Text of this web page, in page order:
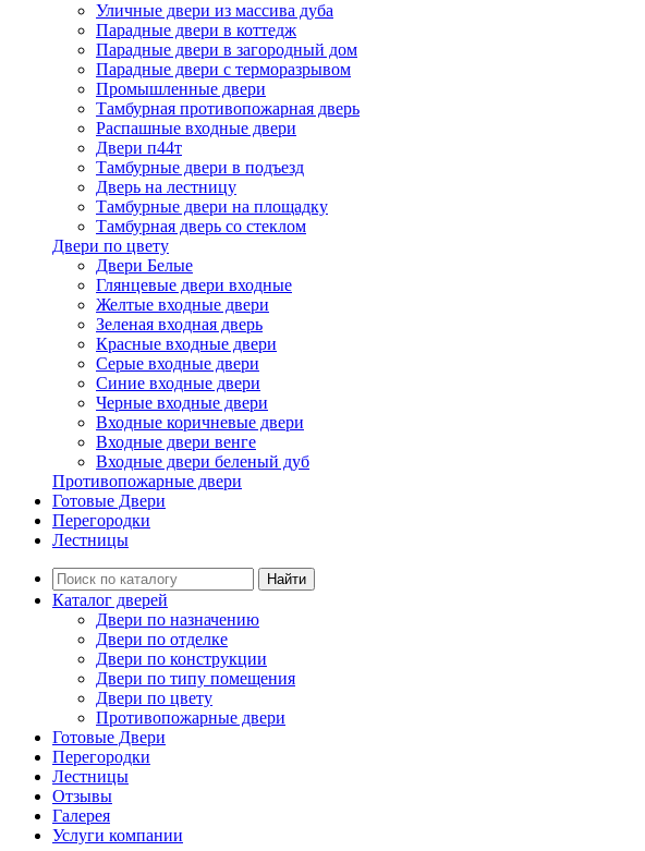
Уличные двери из массива дуба
Парадные двери в коттедж
Парадные двери в загородный дом
Парадные двери с терморазрывом
Промышленные двери
Тамбурная противопожарная дверь
Распашные входные двери
Двери п44т
Тамбурные двери в подъезд
Дверь на лестницу
Тамбурные двери на площадку
Тамбурная дверь со стеклом
Двери по цвету
Двери Белые
Глянцевые двери входные
Желтые входные двери
Зеленая входная дверь
Красные входные двери
Серые входные двери
Синие входные двери
Черные входные двери
Входные коричневые двери
Входные двери венге
Входные двери беленый дуб
Противопожарные двери
Готовые Двери
Перегородки
Лестницы
Найти
Каталог дверей
Двери по назначению
Двери по отделке
Двери по конструкции
Двери по типу помещения
Двери по цвету
Противопожарные двери
Готовые Двери
Перегородки
Лестницы
Отзывы
Галерея
Услуги компании